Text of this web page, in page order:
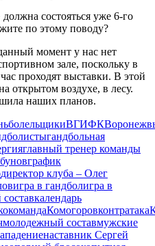
состояться уже 6-го
по этому поводу?
момент у нас нет
зале, поскольку в
проходят выставки. В этой
открытом воздухе, в лесу.
наших планов.
болельщикиВГИФКВоронеж
гандбольная
главный тренер команды
график
директор клуба – Олег
игра в гандболигра в
календарь
командаКомогоровконтратака
молодежный составмужские
наставник Сергей